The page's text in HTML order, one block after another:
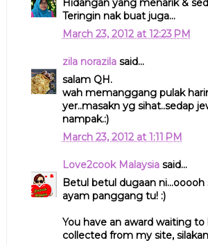
Hidangan yang menarik &
Teringin nak buat juga...
March 23, 2012 at 12:23 PM
zila norazilasaid...
salam QH.
wah memanggang pulak
yer..masakn yg sihat..sedap
nampak.:)
March 23, 2012 at 1:11 PM
Love2cook Malaysiasaid...
Betul betul dugaan ni...ooooh
ayam panggang tu! :)
You have an award waiting to
collected from my site,